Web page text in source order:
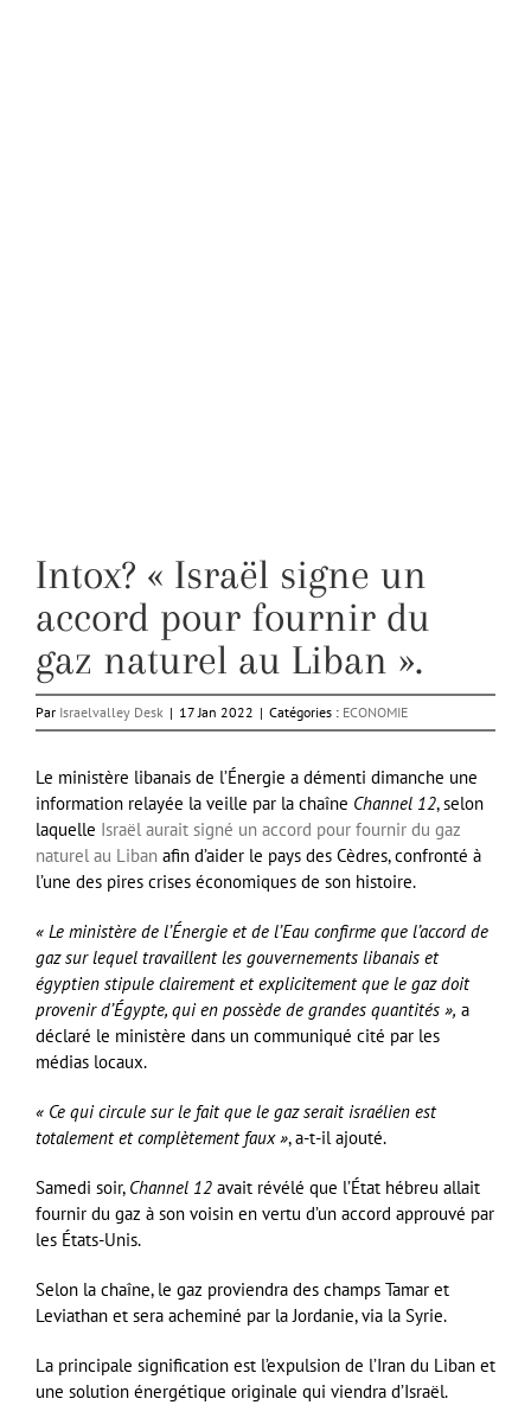
Intox? « Israël signe un
accord pour fournir du
gaz naturel au Liban ».
Par Israelvalley Desk | 17 Jan 2022 | Catégories : ECONOMIE
Le ministère libanais de l’Énergie a démenti dimanche une
information relayée la veille par la chaîne Channel 12, selon
laquelle Israël aurait signé un accord pour fournir du gaz
naturel au Liban afin d’aider le pays des Cèdres, confronté à
l’une des pires crises économiques de son histoire.
« Le ministère de l’Énergie et de l’Eau confirme que l’accord de
gaz sur lequel travaillent les gouvernements libanais et
égyptien stipule clairement et explicitement que le gaz doit
provenir d’Égypte, qui en possède de grandes quantités », a
déclaré le ministère dans un communiqué cité par les
médias locaux.
« Ce qui circule sur le fait que le gaz serait israélien est
totalement et complètement faux », a-t-il ajouté.
Samedi soir, Channel 12 avait révélé que l’État hébreu allait
fournir du gaz à son voisin en vertu d’un accord approuvé par
les États-Unis.
Selon la chaîne, le gaz proviendra des champs Tamar et
Leviathan et sera acheminé par la Jordanie, via la Syrie.
La principale signification est l’expulsion de l’Iran du Liban et
une solution énergétique originale qui viendra d’Israël.